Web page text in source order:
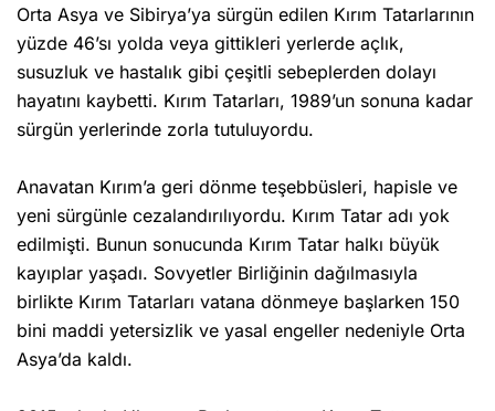
Orta Asya ve Sibirya’ya sürgün edilen Kırım Tatarlarının
yüzde 46’sı yolda veya gittikleri yerlerde açlık,
susuzluk ve hastalık gibi çeşitli sebeplerden dolayı
hayatını kaybetti. Kırım Tatarları, 1989’un sonuna kadar
sürgün yerlerinde zorla tutuluyordu.
Anavatan Kırım’a geri dönme teşebbüsleri, hapisle ve
yeni sürgünle cezalandırılıyordu. Kırım Tatar adı yok
edilmişti. Bunun sonucunda Kırım Tatar halkı büyük
kayıplar yaşadı. Sovyetler Birliğinin dağılmasıyla
birlikte Kırım Tatarları vatana dönmeye başlarken 150
bini maddi yetersizlik ve yasal engeller nedeniyle Orta
Asya’da kaldı.